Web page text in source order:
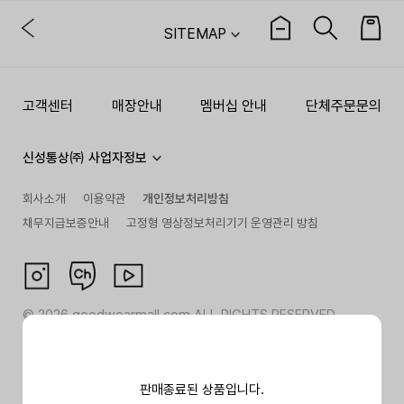
판매종료된 상품입니다.
SITEMAP
고객센터 매장안내 멤버십 안내 단체주문문의
신성통상㈜ 사업자정보
회사소개 이용약관
개인정보처리방침
채무지급보증안내
고정형 영상정보처리기기 운영관리 방침
©2026goodwearmall.com ALL RIGHTS RESERVED